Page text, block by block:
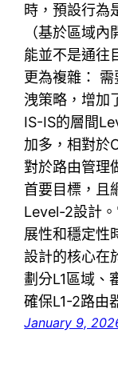
時，預設行為
（基於區域
能並不是通往
更為複雜：
洩策略，增加
IS-IS的層間
加多，相對於
對於路由管理
首要目標，且
Level-2設計
展性和穩定性
設計的核心在
劃分L1區域、
確保L1-2路由
January 9,